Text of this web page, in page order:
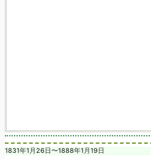
1831年1月26日〜1888年1月19日